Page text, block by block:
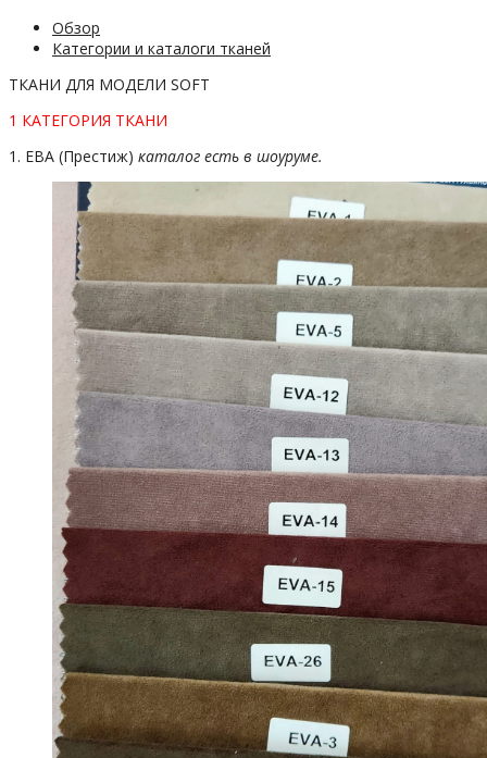
Обзор
Категории и каталоги тканей
ТКАНИ ДЛЯ МОДЕЛИ SOFT
1 КАТЕГОРИЯ ТКАНИ
1. ЕВА (Престиж) каталог есть в шоуруме.